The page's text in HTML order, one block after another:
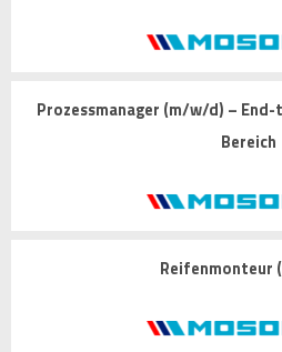
Prozessmanager (m/w/d) – End-
Bereich
Reifenmonteur